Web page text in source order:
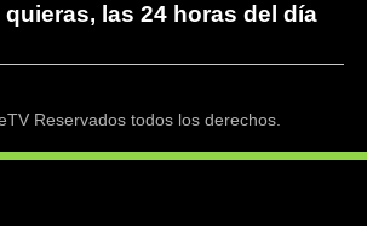
quieras, las 24 horas del día
Reservados todos los derechos.